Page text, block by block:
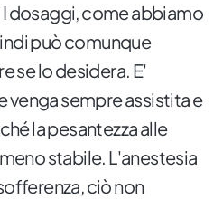
dosaggi, come abbiamo
può comunque
se lo desidera. E'
venga sempre assistita e
la pesantezza alle
stabile. L'anestesia
ciò non